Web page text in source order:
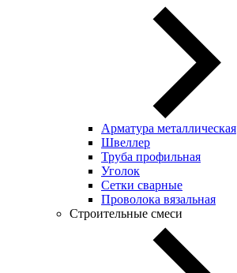
Арматура металлическая
Швеллер
Труба профильная
Уголок
Сетки сварные
Проволока вязальная
Строительные смеси